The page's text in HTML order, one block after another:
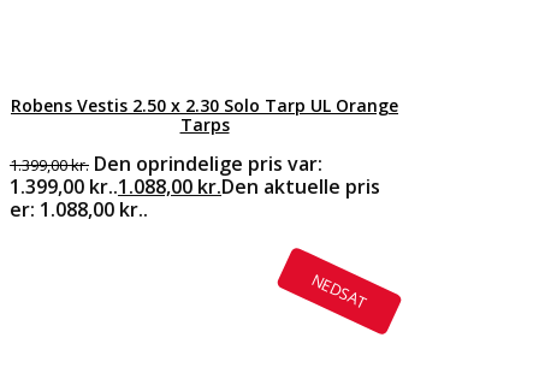
Robens Vestis 2.50 x 2.30 Solo Tarp UL Orange
Tarps
1.399,00kr. Den oprindelige pris var:
1.399,00 kr..1.088,00 kr.Den aktuelle pris
er: 1.088,00 kr..
NEDSAT